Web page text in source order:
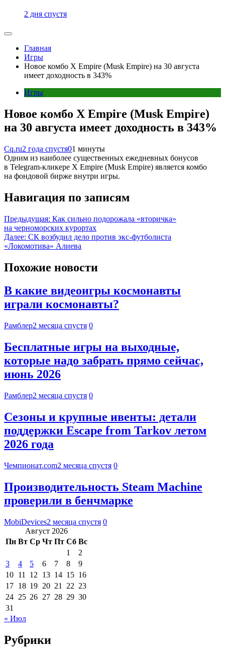
2 дня спустя
Главная
Игры
Новое комбо X Empire (Musk Empire) на 30 августа
имеет доходность в 343%
Игры
Новое комбо X Empire (Musk Empire)
на 30 августа имеет доходность в 343%
Cq.ru2 года спустя01 минуты
Одним из наиболее существенных ежедневных бонусов
в Telegram-кликере X Empire (Musk Empire) является комбо
на фондовой бирже внутри игры.
Навигация по записям
Предыдущая: Как сильно подорожала «вторичка»
на черноморских курортах
Далее: СК возбудил дело против экс-футболиста
«Локомотива» Алиева
Похожие новости
В какие видеоигры космонавты
играли космонавты?
Рамблер2 месяца спустя 0
Бесплатные игры на выходные,
которые надо забрать прямо сейчас,
июнь 2026
Рамблер2 месяца спустя 0
Сезоны и крупные ивенты: детали
поддержки Escape from Tarkov летом
2026 года
Чемпионат.com2 месяца спустя 0
Производительность Steam Machine
проверили в бенчмарке
MobiDevices2 месяца спустя 0
Август 2026
Пн Вт Ср Чт Пт Сб Вс
1
2
3
4 5 6 7 8
9
10 11 12 13 14 15 16
17 18 19 20 21 22 23
24 25 26 27 28 29 30
31
« Июл
Рубрики